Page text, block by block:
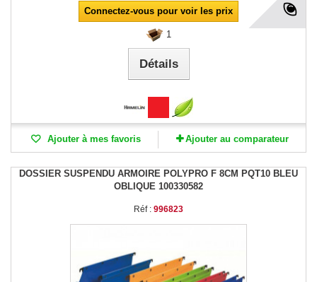
Connectez-vous pour voir les prix
1
Détails
Ajouter à mes favoris Ajouter au comparateur
DOSSIER SUSPENDU ARMOIRE POLYPRO F 8CM PQT10 BLEU
OBLIQUE 100330582
Réf : 996823